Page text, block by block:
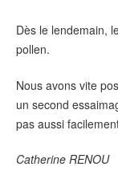
Dès le lendemain,
pollen.
Nous avons vite
un second
pas aussi
Catherine RENOU